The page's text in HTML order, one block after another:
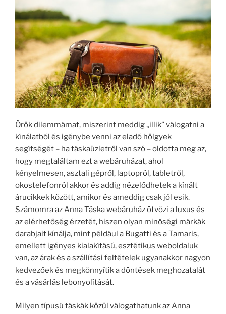
Örök dilemmámat, miszerint meddig „illik” válogatni a
kínálatból és igénybe venni az eladó hölgyek
segítségét – ha táskaüzletről van szó – oldotta meg az,
hogy megtaláltam ezt a webáruházat, ahol
kényelmesen, asztali gépről, laptopról, tabletről,
okostelefonról akkor és addig nézelődhetek a kínált
árucikkek között, amikor és ameddig csak jól esik.
Számomra az Anna Táska webáruház ötvözi a luxus és
az elérhetőség érzetét, hiszen olyan minőségi márkák
darabjait kínálja, mint például a Bugatti és a Tamaris,
emellett igényes kialakítású, esztétikus weboldaluk
van, az árak és a szállítási feltételek ugyanakkor nagyon
kedvezőek és megkönnyítik a döntések meghozatalát
és a vásárlás lebonyolítását.
Milyen típusú táskák közül válogathatunk az Anna